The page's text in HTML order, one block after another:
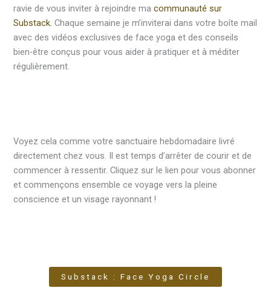
ravie de vous inviter à rejoindre ma communauté sur
Substack.Chaque semaine je m’inviterai dans votre boîte mail
avec des vidéos exclusives de face yoga et des conseils
bien-être conçus pour vous aider à pratiquer et à méditer
régulièrement.
Voyez cela comme votre sanctuaire hebdomadaire livré
directement chez vous. Il est temps d’arrêter de courir et de
commencer à ressentir. Cliquez sur le lien pour vous abonner
et commençons ensemble ce voyage vers la pleine
conscience et un visage rayonnant !
Substack : Face Yoga Circle